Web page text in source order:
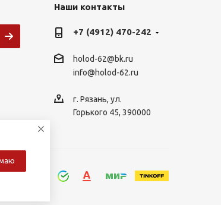
Наши контакты
+7 (4912) 470-242
holod-62@bk.ru
info@holod-62.ru
г. Рязань, ул.
Горького 45, 390000